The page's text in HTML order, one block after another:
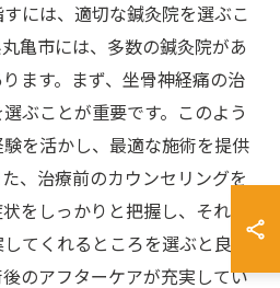
には、適切な鍼灸院を選ぶこ
亀市には、多数の鍼灸院があ
ます。まず、坐骨神経痛の治
ぶことが重要です。このよう
を活かし、最適な施術を提供
、治療前のカウンセリングを
をしっかりと把握し、それに
てくれるところを選ぶと良い
のアフターケアが充実してい